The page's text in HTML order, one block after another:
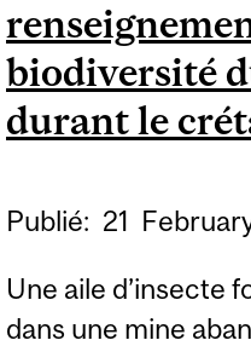
biodiversité
durant le
Publié: 21
Une aile d’insecte
dans une mine